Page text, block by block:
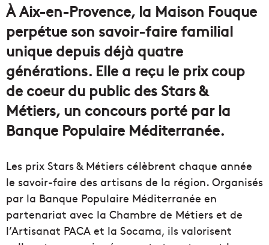
À Aix-en-Provence, la Maison Fouque
perpétue son savoir-faire familial
unique depuis déjà quatre
générations. Elle a reçu le prix coup
de coeur du public des Stars &
Métiers, un concours porté par la
Banque Populaire Méditerranée.
Les prix Stars & Métiers célèbrent chaque année
le savoir-faire des artisans de la région. Organisés
par la Banque Populaire Méditerranée en
partenariat avec la Chambre de Métiers et de
l’Artisanat PACA et la Socama, ils valorisent